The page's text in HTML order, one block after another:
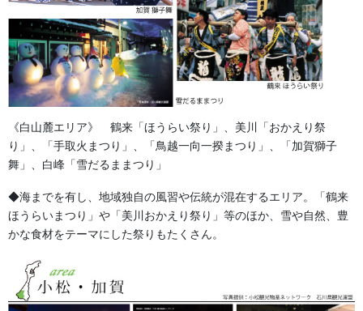
法被・はっぴ・はんてん・印半纏
よもやま話
お祭備品と豆知識
お祭用品・品目
獅子舞・衣裳・別仕立・小物
祭り前掛け・けんたい・胸当て
《白山麓エリア》 鶴来「ほうらい祭り」、美川「おかえり祭
り」、「手取火まつり」、「鳥越一向一揆まつり」、「加賀獅子
舞」、白峰「雪だるままつり」
◆海までを有し、地域独自の風習や伝統が混在するエリア。「鶴来
ほうらいまつり」や「美川おかえり祭り」等のほか、雪や自然、豊
かな食材をテーマにした祭りもたくさん。